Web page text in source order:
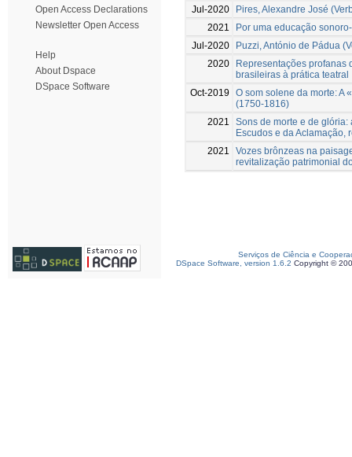
Open Access Declarations
Newsletter Open Access
Help
About Dspace
DSpace Software
Jul-2020
Pires, Alexandre José
2021
Por uma educação
Jul-2020
Puzzi, António de Pádua
2020
Representações profanas
brasileiras à prática teatral
Oct-2019
O som solene da morte: A
(1750-1816)
2021
Sons de morte e de
Escudos e da Aclamação,
2021
Vozes brônzeas na
revitalização patrimonial
Serviços de Ciência e
DSpace Software, version 1.6.2 Copyright ©